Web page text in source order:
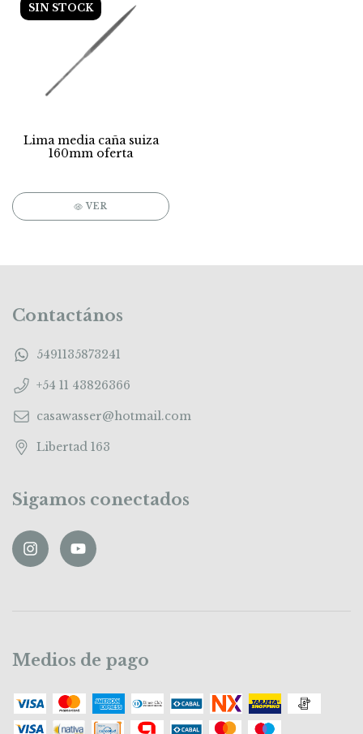
SIN STOCK
Lima media caña suiza
160mm oferta
VER
Contactános
5491135873241
+54 11 43826366
casawasser@hotmail.com
Libertad 163
Sigamos conectados
Medios de pago